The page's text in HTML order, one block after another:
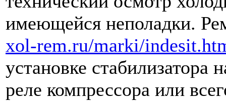
имеющейся неполадки.
xol-rem.ru/marki/
установке стабилизатора
реле компрессора или